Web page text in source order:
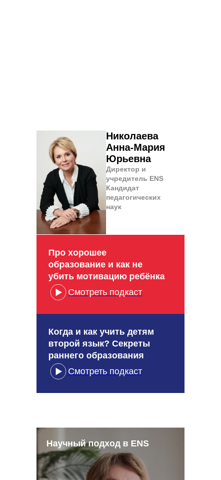
Николаева
Анна-Мария
Юрьевна
Директор и
учредитель ENS
Кандидат
педагогических
наук
Про хорошее
образование и как не
убить мотивацию ребёнка
Смотреть подкаст
Когда и как учить детям
второй язык? Секреты
раннего образования
Смотреть подкаст
Научный подход в ENS